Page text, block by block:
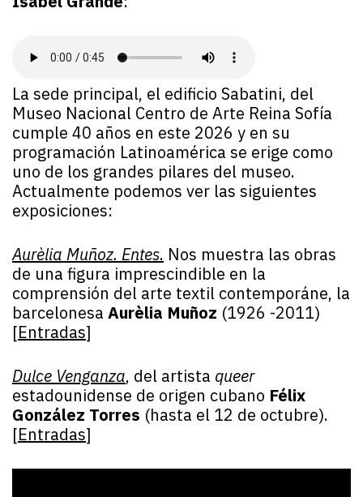
La sede principal, el edificio Sabatini, del
Museo Nacional Centro de Arte Reina Sofía
cumple 40 años en este 2026 y en su
programación Latinoamérica se erige como
uno de los grandes pilares del museo.
Actualmente podemos ver las siguientes
exposiciones:
Aurèlia Muñoz. Entes. Nos muestra las obras
de una figura imprescindible en la
comprensión del arte textil contemporáne, la
barcelonesa Aurèlia Muñoz (1926 -2011)
[Entradas]
Dulce Venganza, del artista queer
estadounidense de origen cubano Félix
González Torres (hasta el 12 de octubre).
[Entradas]